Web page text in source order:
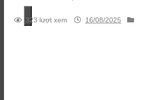
323 lượt xem 16/08/2025